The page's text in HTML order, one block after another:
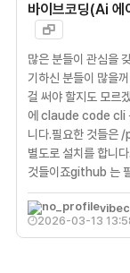
바이브코딩(Ai 에
많은 분들이 관심을
기하신 분들이 많을
걸 써야 할지도 모르
에 claude code cli
니다.필요한 것들은
별도로 설치를 합
것들이죠github 는
2026-03-13